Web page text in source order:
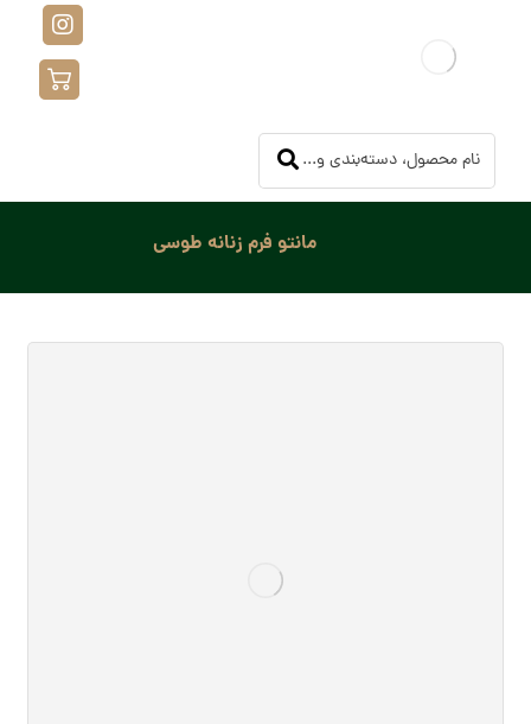
مانتو فرم زنانه طوسی